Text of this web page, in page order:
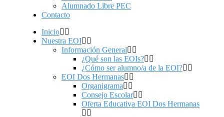
Alumnado Libre PEC
Contacto
Inicio
Nuestra EOI
Información General
¿Qué son las EOIs?
¿Cómo ser alumno/a de la EOI?
EOI Dos Hermanas
Organigrama
Consejo Escolar
Oferta Educativa EOI Dos Hermanas